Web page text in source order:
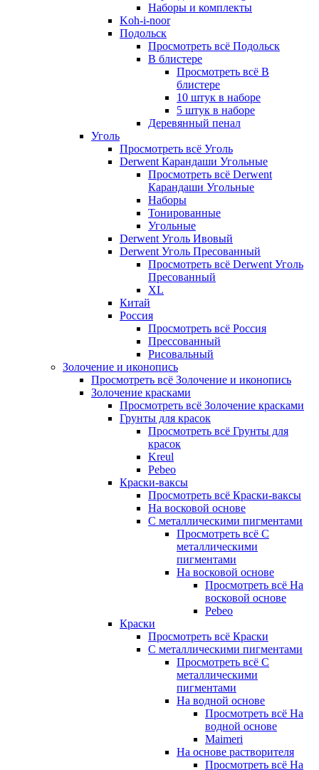
Наборы и комплекты
Koh-i-noor
Подольск
Просмотреть всё Подольск
В блистере
Просмотреть всё В
блистере
10 штук в наборе
5 штук в наборе
Деревянный пенал
Уголь
Просмотреть всё Уголь
Derwent Карандаши Угольные
Просмотреть всё Derwent
Карандаши Угольные
Наборы
Тонированные
Угольные
Derwent Уголь Ивовый
Derwent Уголь Пресованный
Просмотреть всё Derwent Уголь
Пресованный
XL
Китай
Россия
Просмотреть всё Россия
Прессованный
Рисовальный
Золочение и иконопись
Просмотреть всё Золочение и иконопись
Золочение красками
Просмотреть всё Золочение красками
Грунты для красок
Просмотреть всё Грунты для
красок
Kreul
Pebeo
Краски-ваксы
Просмотреть всё Краски-ваксы
На восковой основе
С металлическими пигментами
Просмотреть всё С
металлическими
пигментами
На восковой основе
Просмотреть всё На
восковой основе
Pebeo
Краски
Просмотреть всё Краски
С металлическими пигментами
Просмотреть всё С
металлическими
пигментами
На водной основе
Просмотреть всё На
водной основе
Maimeri
На основе растворителя
Просмотреть всё На